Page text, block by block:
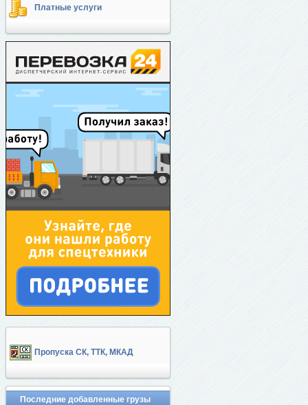
Платные услуги
Пропуска СК, ТТК, МКАД
Последние добавленные грузы